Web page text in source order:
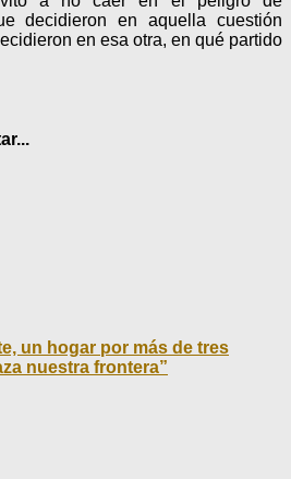
decidieron en aquella cuestión
en esa otra, en qué partido
un hogar por más de tres
nuestra frontera”